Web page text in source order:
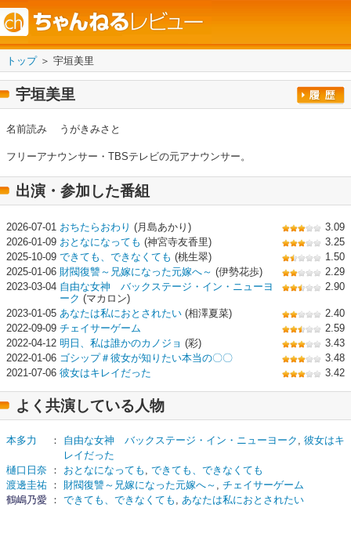
トップ＞ 宇垣美里
宇垣美里
名前読み うがきみさと
フリーアナウンサー・TBSテレビの元アナウンサー。
出演・参加した番組
2026-07-01 おちたらおわり (月島あかり)
3.09
2026-01-09 おとなになっても (神宮寺友香里)
3.25
2025-10-09 できても、できなくても (桃生翠)
1.50
2025-01-06 財閥復讐～兄嫁になった元嫁へ～ (伊勢花歩)
2.29
2023-03-04 自由な女神 バックステージ・イン・ニューヨ
ーク (マカロン)
2.90
2023-01-05 あなたは私におとされたい (相澤夏菜)
2.40
2022-09-09 チェイサーゲーム
2.59
2022-04-12 明日、私は誰かのカノジョ (彩)
3.43
2022-01-06 ゴシップ＃彼女が知りたい本当の〇〇
3.48
2021-07-06 彼女はキレイだった 3.42
よく共演している人物
本多力 ： 自由な女神 バックステージ・イン・ニューヨーク , 彼女はキ
レイだった
樋口日奈 ： おとなになっても , できても、できなくても
渡邊圭祐 ： 財閥復讐～兄嫁になった元嫁へ～ , チェイサーゲーム
鶴嶋乃愛 ： できても、できなくても , あなたは私におとされたい